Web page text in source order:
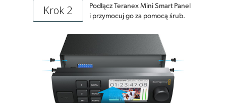
Krok 2
Podłącz Teranex Mini Smart Panel
i przymocuj go za pomocą śrub.